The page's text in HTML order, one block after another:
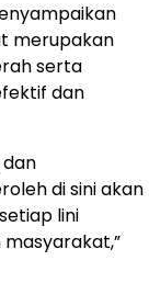
merupakan
serta
dan
di sini akan
lini